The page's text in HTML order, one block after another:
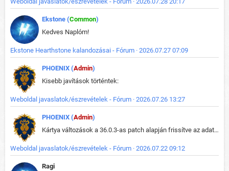
Ekstone (Common)
Kedves Naplóm!
Ekstone Hearthstone kalandozásai - Fórum · 2026.07.27 07:09
PHOENIX (Admin)
Kisebb javítások történtek:
Weboldal javaslatok/észrevételek - Fórum · 2026.07.26 13:27
PHOENIX (Admin)
Kártya változások a 36.0.3-as patch alapján frissítve az adatbázisban (képek is cserélve).
Weboldal javaslatok/észrevételek - Fórum · 2026.07.22 09:12
Ragi